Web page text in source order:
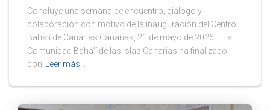
Concluye una semana de encuentro, diálogo y
colaboración con motivo de la inauguración del Centro
Bahá’í de Canarias Canarias, 21 de mayo de 2026 – La
Comunidad Bahá’í de las Islas Canarias ha finalizado
con Leer más…